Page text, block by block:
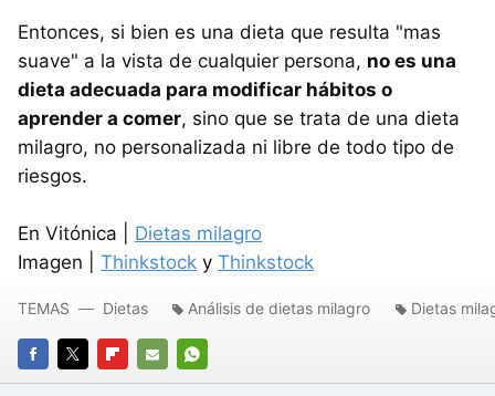
Entonces, si bien es una dieta que resulta "mas
suave" a la vista de cualquier persona, no es una
dieta adecuada para modificar hábitos o
aprender a comer, sino que se trata de una dieta
milagro, no personalizada ni libre de todo tipo de
riesgos.
En Vitónica | Dietas milagro
Imagen | Thinkstock y Thinkstock
FACEBOOK
TWITTERFLIPBOARD
E-
WHATSAPP
TEMAS Dietas Análisis de dietas milagro Dietas